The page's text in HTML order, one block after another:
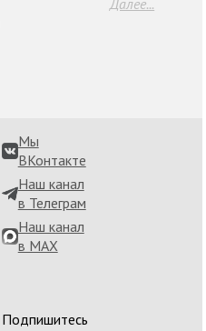
Далее...
Мы
ВКонтакте
Наш канал
в Телеграм
Наш канал
в MAX
Подпишитесь